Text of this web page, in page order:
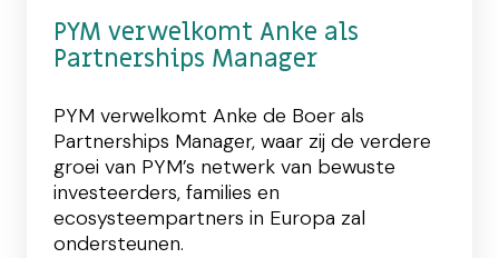
PYM verwelkomt Anke als
Partnerships Manager
PYM verwelkomt Anke de Boer als
Partnerships Manager, waar zij de verdere
groei van PYM’s netwerk van bewuste
investeerders, families en
ecosysteempartners in Europa zal
ondersteunen.